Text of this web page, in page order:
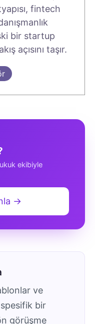
fintech
bir startup
açısını taşır.
ekibiyle
→
ve
bir
görüşme